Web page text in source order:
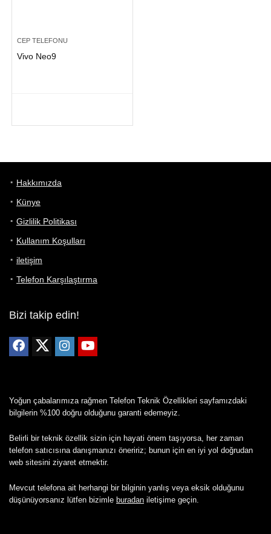
CEP TELEFONU
Vivo Neo9
Hakkımızda
Künye
Gizlilik Politikası
Kullanım Koşulları
iletişim
Telefon Karşılaştırma
Bizi takip edin!
Yoğun çabalarımıza rağmen Telefon Teknik Özellikleri sayfamızdaki
bilgilerin %100 doğru olduğunu garanti edemeyiz.
Belirli bir teknik özellik sizin için hayati önem taşıyorsa, her zaman
telefon satıcısına danışmanızı öneririz; bunun için en iyi yol doğrudan
web sitesini ziyaret etmektir.
Mevcut telefona ait herhangi bir bilginin yanlış veya eksik olduğunu
düşünüyorsanız lütfen bizimle buradan iletişime geçin.